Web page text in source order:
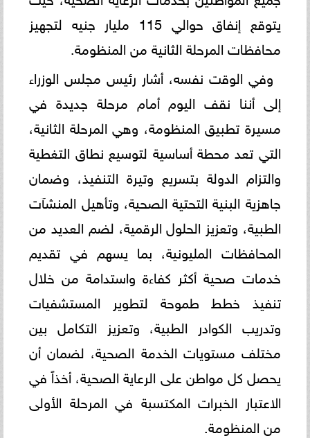
يتوقع إنفاق حوالي 115 مليار جنيه لتجهيز
محافظات المرحلة الثانية من المنظومة.
وفي الوقت نفسه، أشار رئيس مجلس الوزراء
إلى أننا نقف اليوم أمام مرحلة جديدة في
مسيرة تطبيق المنظومة، وهي المرحلة الثانية،
التي تعد محطة أساسية لتوسيع نطاق التغطية
والتزام الدولة بتسريع وتيرة التنفيذ، وضمان
جاهزية البنية التحتية الصحية، وتأهيل المنشآت
الطبية، وتعزيز الحلول الرقمية، لضم العديد من
المحافظات المليونية، بما يسهم في تقديم
خدمات صحية أكثر كفاءة واستدامة من خلال
تنفيذ خطط طموحة لتطوير المستشفيات
وتدريب الكوادر الطبية، وتعزيز التكامل بين
مختلف مستويات الخدمة الصحية، لضمان أن
يحصل كل مواطن على الرعاية الصحية، أخذاً في
الاعتبار الخبرات المكتسبة في المرحلة الأولى
من المنظومة.